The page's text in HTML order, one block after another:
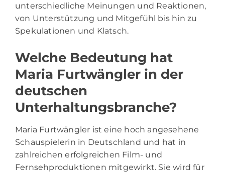
unterschiedliche Meinungen und Reaktionen,
von Unterstützung und Mitgefühl bis hin zu
Spekulationen und Klatsch.
Welche Bedeutung hat
Maria Furtwängler in der
deutschen
Unterhaltungsbranche?
Maria Furtwängler ist eine hoch angesehene
Schauspielerin in Deutschland und hat in
zahlreichen erfolgreichen Film- und
Fernsehproduktionen mitgewirkt. Sie wird für